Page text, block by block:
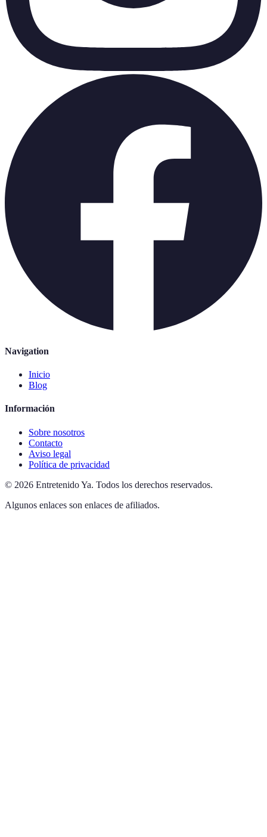
Navigation
Inicio
Blog
Información
Sobre nosotros
Contacto
Aviso legal
Política de privacidad
© 2026 Entretenido Ya. Todos los derechos reservados.
Algunos enlaces son enlaces de afiliados.